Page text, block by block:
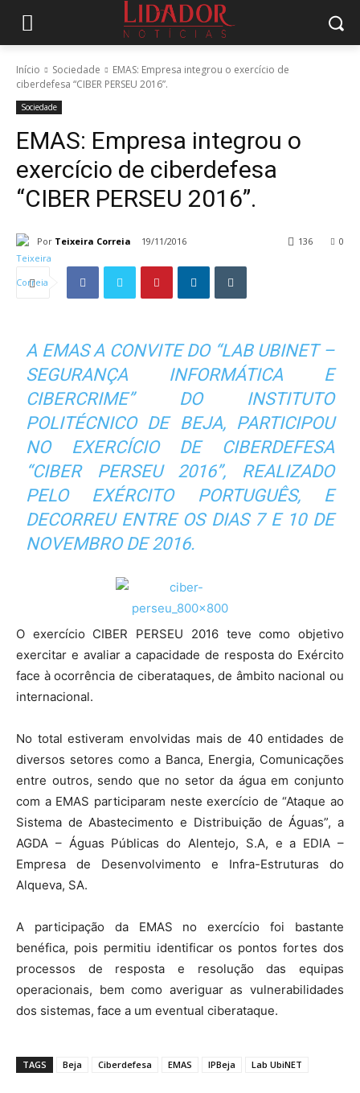
Início Sociedade
EMAS: Empresa integrou o exercício de
ciberdefesa “CIBER PERSEU 2016”.
Sociedade
EMAS: Empresa integrou o
exercício de ciberdefesa
“CIBER PERSEU 2016”.
Por Teixeira Correia 19/11/2016 0
136
A EMAS A CONVITE DO “LAB UBINET –
SEGURANÇA INFORMÁTICA E
CIBERCRIME” DO INSTITUTO
POLITÉCNICO DE BEJA, PARTICIPOU
NO EXERCÍCIO DE CIBERDEFESA
“CIBER PERSEU 2016”, REALIZADO
PELO EXÉRCITO PORTUGUÊS, E
DECORREU ENTRE OS DIAS 7 E 10 DE
NOVEMBRO DE 2016.
O exercício CIBER PERSEU 2016 teve como objetivo
exercitar e avaliar a capacidade de resposta do Exército
face à ocorrência de ciberataques, de âmbito nacional ou
internacional.
No total estiveram envolvidas mais de 40 entidades de
diversos setores como a Banca, Energia, Comunicações
entre outros, sendo que no setor da água em conjunto
com a EMAS participaram neste exercício de “Ataque ao
Sistema de Abastecimento e Distribuição de Águas”, a
AGDA – Águas Públicas do Alentejo, S.A, e a EDIA –
Empresa de Desenvolvimento e Infra-Estruturas do
Alqueva, SA.
A participação da EMAS no exercício foi bastante
benéfica, pois permitiu identificar os pontos fortes dos
processos de resposta e resolução das equipas
operacionais, bem como averiguar as vulnerabilidades
dos sistemas, face a um eventual ciberataque.
TAGS Beja Ciberdefesa EMAS IPBeja Lab UbiNET